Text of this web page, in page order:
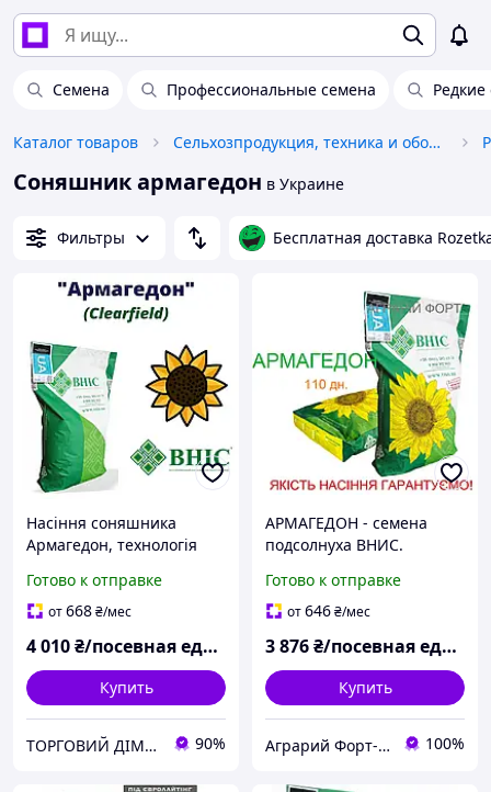
Семена Профессиональные семена
Каталог товаров Сельхозпродукция, техника и оборудование
Соняшник армагедон в Украине
Фильтры Бесплатная доставка
Насіння соняшника
Армагедон, технологія
Готово к отправке
от668₴/мес
4 010₴/посевная единица
Купить
ТОРГОВИЙ ДІМ "ПЛАНТАГРО" 90%
АРМАГЕДОН - семена
подсолнуха ВНИС.
подсолнечник под Евро-
Лайнинг
Готово к отправке
от646₴/мес
3 876₴/посевная единица
Купить
Аграрий Форт- СЗР, семена, удобрения - все для Агрария 100%